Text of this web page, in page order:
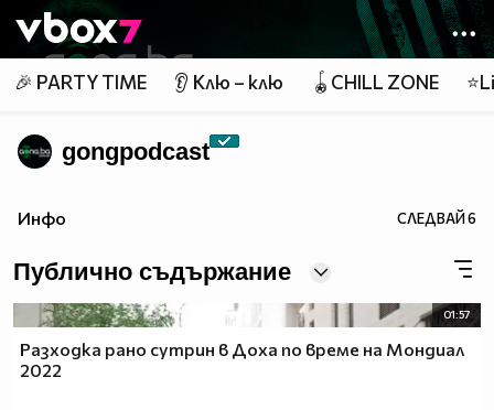
👾
🎉 PARTY TIME 👂 Клю – клю 🪀CHILL ZONE
gongpodcast
Инфо СЛЕДВАЙ6
Публично съдържание
01:57
Разходка рано сутрин в Доха по време на Мондиал
2022